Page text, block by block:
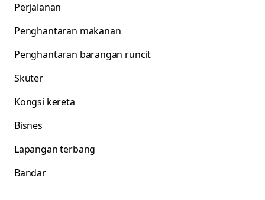
Perjalanan
Penghantaran makanan
Penghantaran barangan runcit
Skuter
Kongsi kereta
Bisnes
Lapangan terbang
Bandar